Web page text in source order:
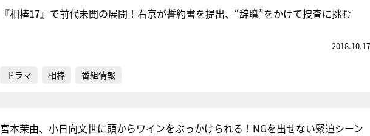
『相棒17』で前代未聞の展開！右京が誓約書を提出、“辞職”をかけて捜査に挑む
2018.10.17
ドラマ 相棒 番組情報
宮本茉由、小日向文世に頭からワインをぶっかけられる！NGを出せない緊迫シーン